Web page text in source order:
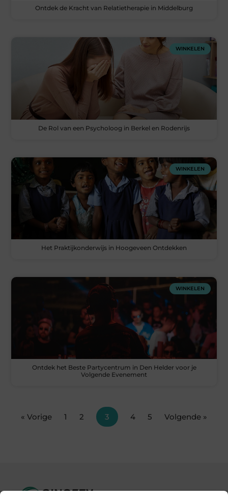
Ontdek de Kracht van Relatietherapie in Middelburg
WINKELEN
De Rol van een Psycholoog in Berkel en Rodenrijs
WINKELEN
Het Praktijkonderwijs in Hoogeveen Ontdekken
WINKELEN
Ontdek het Beste Partycentrum in Den Helder voor je
Volgende Evenement
« Vorige 1 2 3 4 5 Volgende »